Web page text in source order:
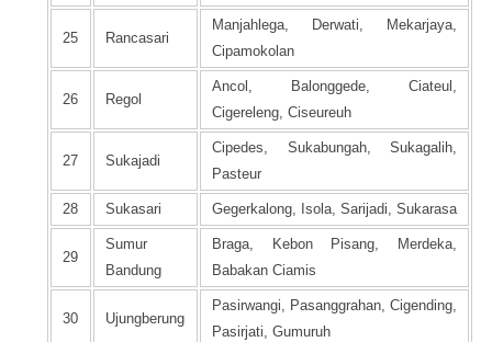
25 Rancasari
Manjahlega, Derwati, Mekarjaya,
Cipamokolan
26 Regol
Ancol, Balonggede, Ciateul,
Cigereleng, Ciseureuh
27 Sukajadi
Cipedes, Sukabungah, Sukagalih,
Pasteur
28 Sukasari Gegerkalong, Isola, Sarijadi, Sukarasa
29
Sumur
Bandung
Braga, Kebon Pisang, Merdeka,
Babakan Ciamis
30 Ujungberung
Pasirwangi, Pasanggrahan, Cigending,
Pasirjati, Gumuruh